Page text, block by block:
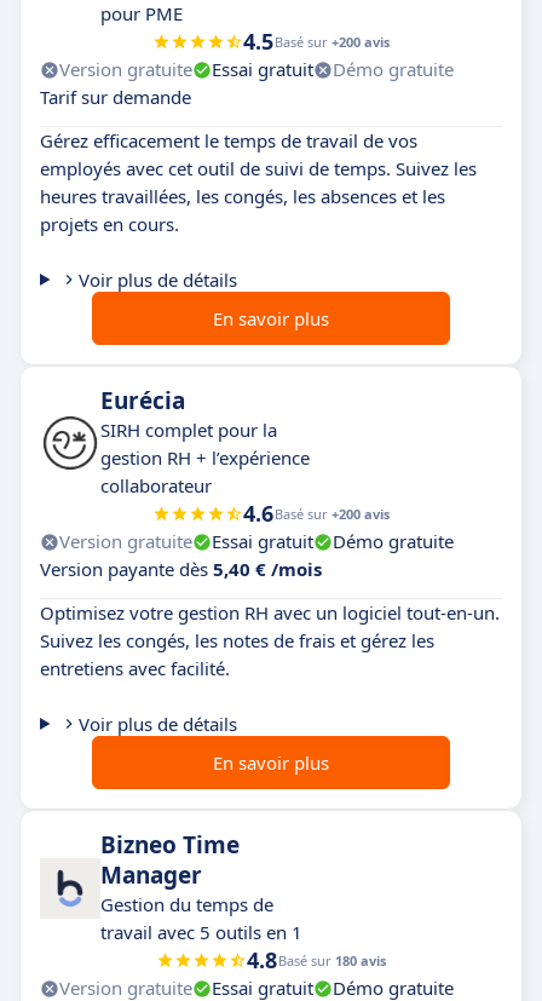
pour PME
4.5Basé sur +200 avis
Version gratuite Essai gratuit
Démo gratuite
Tarif sur demande
Gérez efficacement le temps de travail de vos
employés avec cet outil de suivi de temps. Suivez les
heures travaillées, les congés, les absences et les
projets en cours.
Voir plus de détails
En savoir plus
Eurécia
SIRH complet pour la
gestion RH + l’expérience
collaborateur
4.6Basé sur +200 avis
Version gratuite Essai gratuit
Démo gratuite
Version payante dès 5,40 € /mois
Optimisez votre gestion RH avec un logiciel tout-en-un.
Suivez les congés, les notes de frais et gérez les
entretiens avec facilité.
Voir plus de détails
En savoir plus
Bizneo Time
Manager
Gestion du temps de
travail avec 5 outils en 1
4.8Basé sur 180 avis
Version gratuite Essai gratuit
Démo gratuite